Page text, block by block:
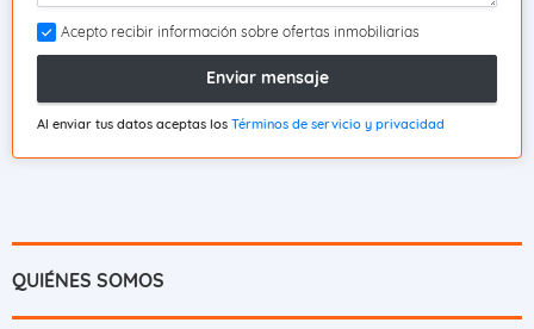
Acepto recibir información sobre ofertas inmobiliarias
Enviar mensaje
Al enviar tus datos aceptas los Términos de servicio y privacidad
QUIÉNES SOMOS